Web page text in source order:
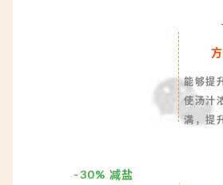
能够提
使汤汁
满，提
-30% 减盐